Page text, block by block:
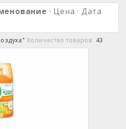
· Цена · Дата
Количество товаров: 43